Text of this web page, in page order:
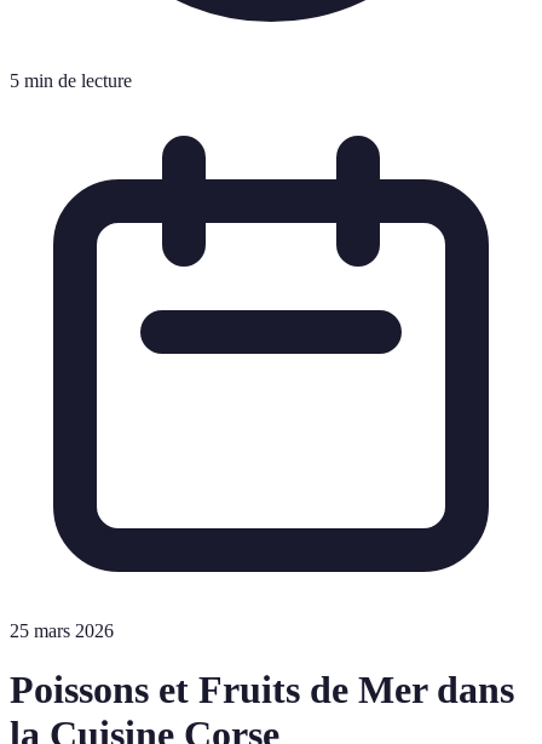
5 min de lecture
25 mars 2026
Poissons et Fruits de Mer dans
la Cuisine Corse